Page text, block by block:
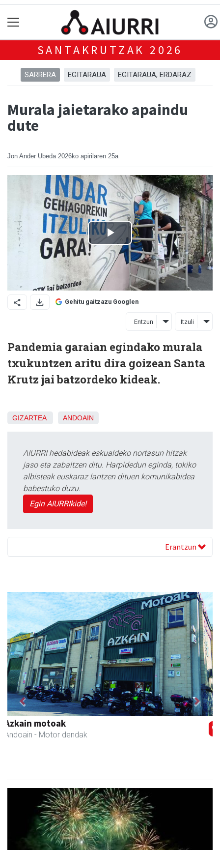
SANTAKRUTZAK 2026
SARRERA EGITARAUA EGITARAUA, ERDARAZ
Murala jaietarako apaindu
dute
Jon Ander Ubeda 2026ko apirilaren 25a
Gehitu gaitzazu Googlen
Entzun Itzuli
Pandemia garaian egindako murala
txukuntzen aritu dira goizean Santa
Krutz jai batzordeko kideak.
GIZARTEA ANDOAIN
AIURRI hedabideak eskualdeko nortasun hitzak
jaso eta zabaltzen ditu. Harpidedun eginda, tokiko
albisteak euskaraz lantzen dituen komunikabidea
babestuko duzu.
Egin AIURRIkide!
Erantzun
Leizaran Institutua
Andoain - Hezkuntza
Previous Next